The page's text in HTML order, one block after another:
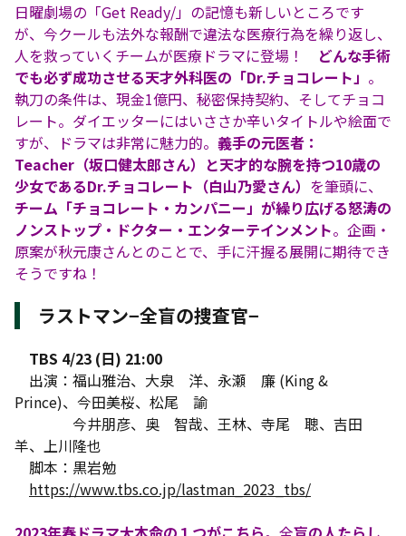
日曜劇場の「Get Ready/」の記憶も新しいところです
が、今クールも法外な報酬で違法な医療行為を繰り返し、
人を救っていくチームが医療ドラマに登場！ どんな手術
でも必ず成功させる天才外科医の「Dr.チョコレート」 。
執刀の条件は、現金1億円、秘密保持契約、そしてチョコ
レート。ダイエッターにはいささか辛いタイトルや絵面で
すが、ドラマは非常に魅力的。 義手の元医者：
Teacher（坂口健太郎さん）と天才的な腕を持つ10歳の
少女であるDr.チョコレート（白山乃愛さん） を筆頭に、
チーム「チョコレート・カンパニー」が繰り広げる怒涛の
ノンストップ・ドクター・エンターテインメント。企画・
原案が秋元康さんとのことで、手に汗握る展開に期待でき
そうですね！
ラストマン−全盲の捜査官−
TBS 4/23 (日) 21:00
出演：福山雅治、大泉 洋、永瀬 廉 (King &
Prince)、今田美桜、松尾 諭
今井朋彦、奥 智哉、王林、寺尾 聰、吉田
羊、上川隆也
脚本：黒岩勉
https://www.tbs.co.jp/lastman_2023_tbs/